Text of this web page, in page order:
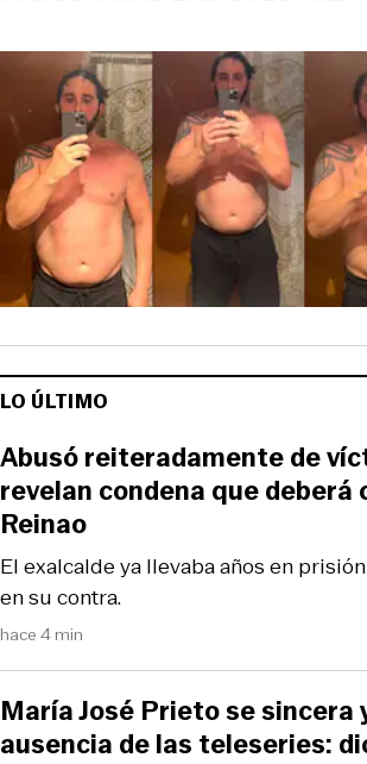
LO ÚLTIMO
hace 4 min
El exalcalde ya llevaba años en
en su contra.
Abusó reiteradamente de
revelan condena que deberá
Reinao
María José Prieto se sincera
ausencia de las teleseries: